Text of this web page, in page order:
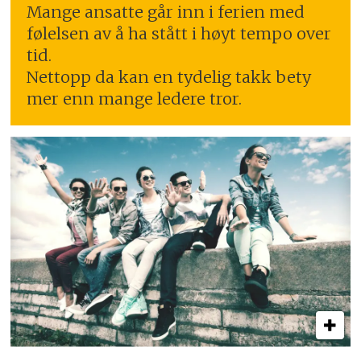
Mange ansatte går inn i ferien med
følelsen av å ha stått i høyt tempo over
tid.
Nettopp da kan en tydelig takk bety
mer enn mange ledere tror.